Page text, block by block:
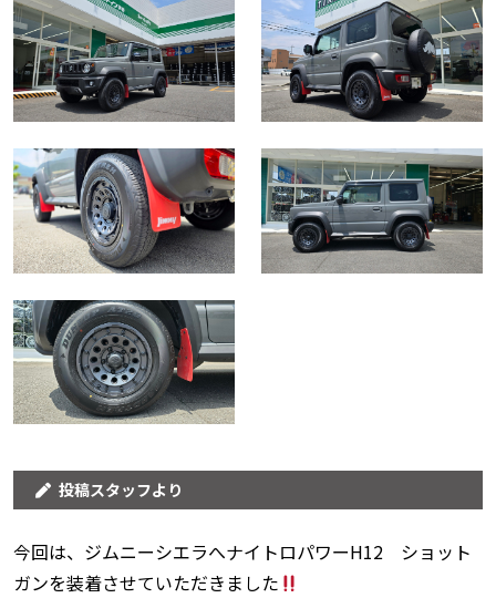
投稿スタッフより
今回は、ジムニーシエラへナイトロパワーH12 ショット
ガンを装着させていただきました